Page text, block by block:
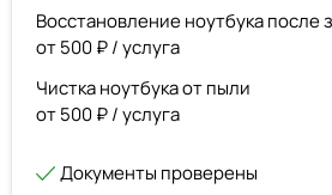
Восстановление ноутбука после
от 500 ₽ / услуга
Чистка ноутбука от пыли
от 500 ₽ / услуга
Документы проверены